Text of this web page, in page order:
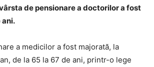
de pensionare a doctorilor a fost
ani.
a medicilor a fost majorată, la
de la 65 la 67 de ani, printr-o lege